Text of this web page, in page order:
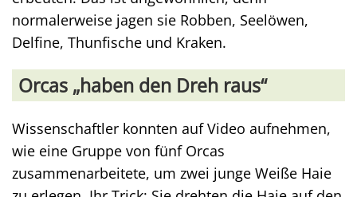
normalerweise jagen sie Robben, Seelöwen,
Delfine, Thunfische und Kraken.
Orcas „haben den Dreh raus“
Wissenschaftler konnten auf Video aufnehmen,
wie eine Gruppe von fünf Orcas
zusammenarbeitete, um zwei junge Weiße Haie